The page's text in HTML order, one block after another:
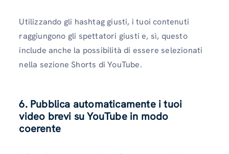
Utilizzando gli hashtag giusti, i tuoi contenuti
raggiungono gli spettatori giusti e, sì, questo
include anche la possibilità di essere selezionati
nella sezione Shorts di YouTube.
6. Pubblica automaticamente i tuoi
video brevi su YouTube in modo
coerente